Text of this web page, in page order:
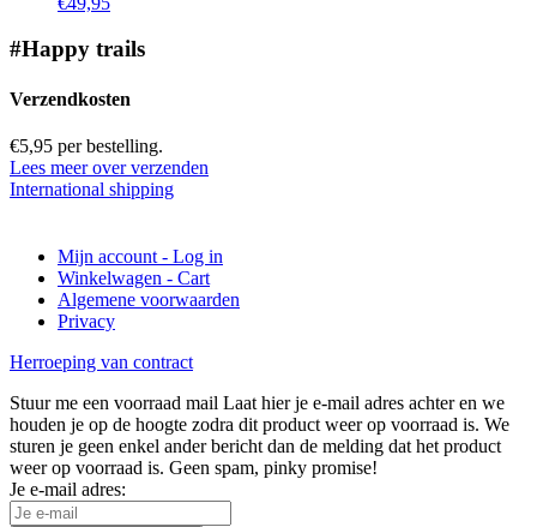
#Happy trails
Verzendkosten
€5,95 per bestelling.
Lees meer over verzenden
International shipping
Mijn account - Log in
Winkelwagen - Cart
Algemene voorwaarden
Privacy
Herroeping van contract
Stuur me een voorraad mail Laat hier je e-mail adres achter en we
houden je op de hoogte zodra dit product weer op voorraad is. We
sturen je geen enkel ander bericht dan de melding dat het product
weer op voorraad is. Geen spam, pinky promise!
Je e-mail adres: